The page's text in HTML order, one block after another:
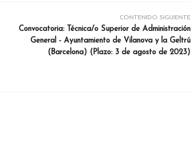
CONTENIDO SIGUIENTE
Convocatoria: Técnica/o Superior de Administración
General - Ayuntamiento de Vilanova y la Geltrú
(Barcelona) (Plazo: 3 de agosto de 2023)